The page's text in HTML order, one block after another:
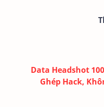
Data Headshot
Ghép Hack,